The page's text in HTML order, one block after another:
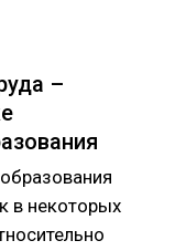
–
в некоторых